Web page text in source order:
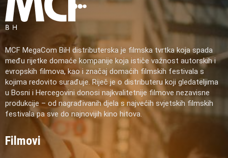
MCF MegaCom BiH distributerska je filmska tvrtka koja spada
među rijetke domaće kompanije koja ističe važnost autorskih i
evropskih filmova, kao i značaj domaćih filmskih festivala s
kojima redovito surađuje. Riječ je o distributeru koji gledateljima
u Bosni i Hercegovini donosi najkvalitetnije filmove nezavisne
produkcije – od nagrađivanih djela s najvećih svjetskih filmskih
festivala pa sve do najnovijih kino hitova.
Filmovi